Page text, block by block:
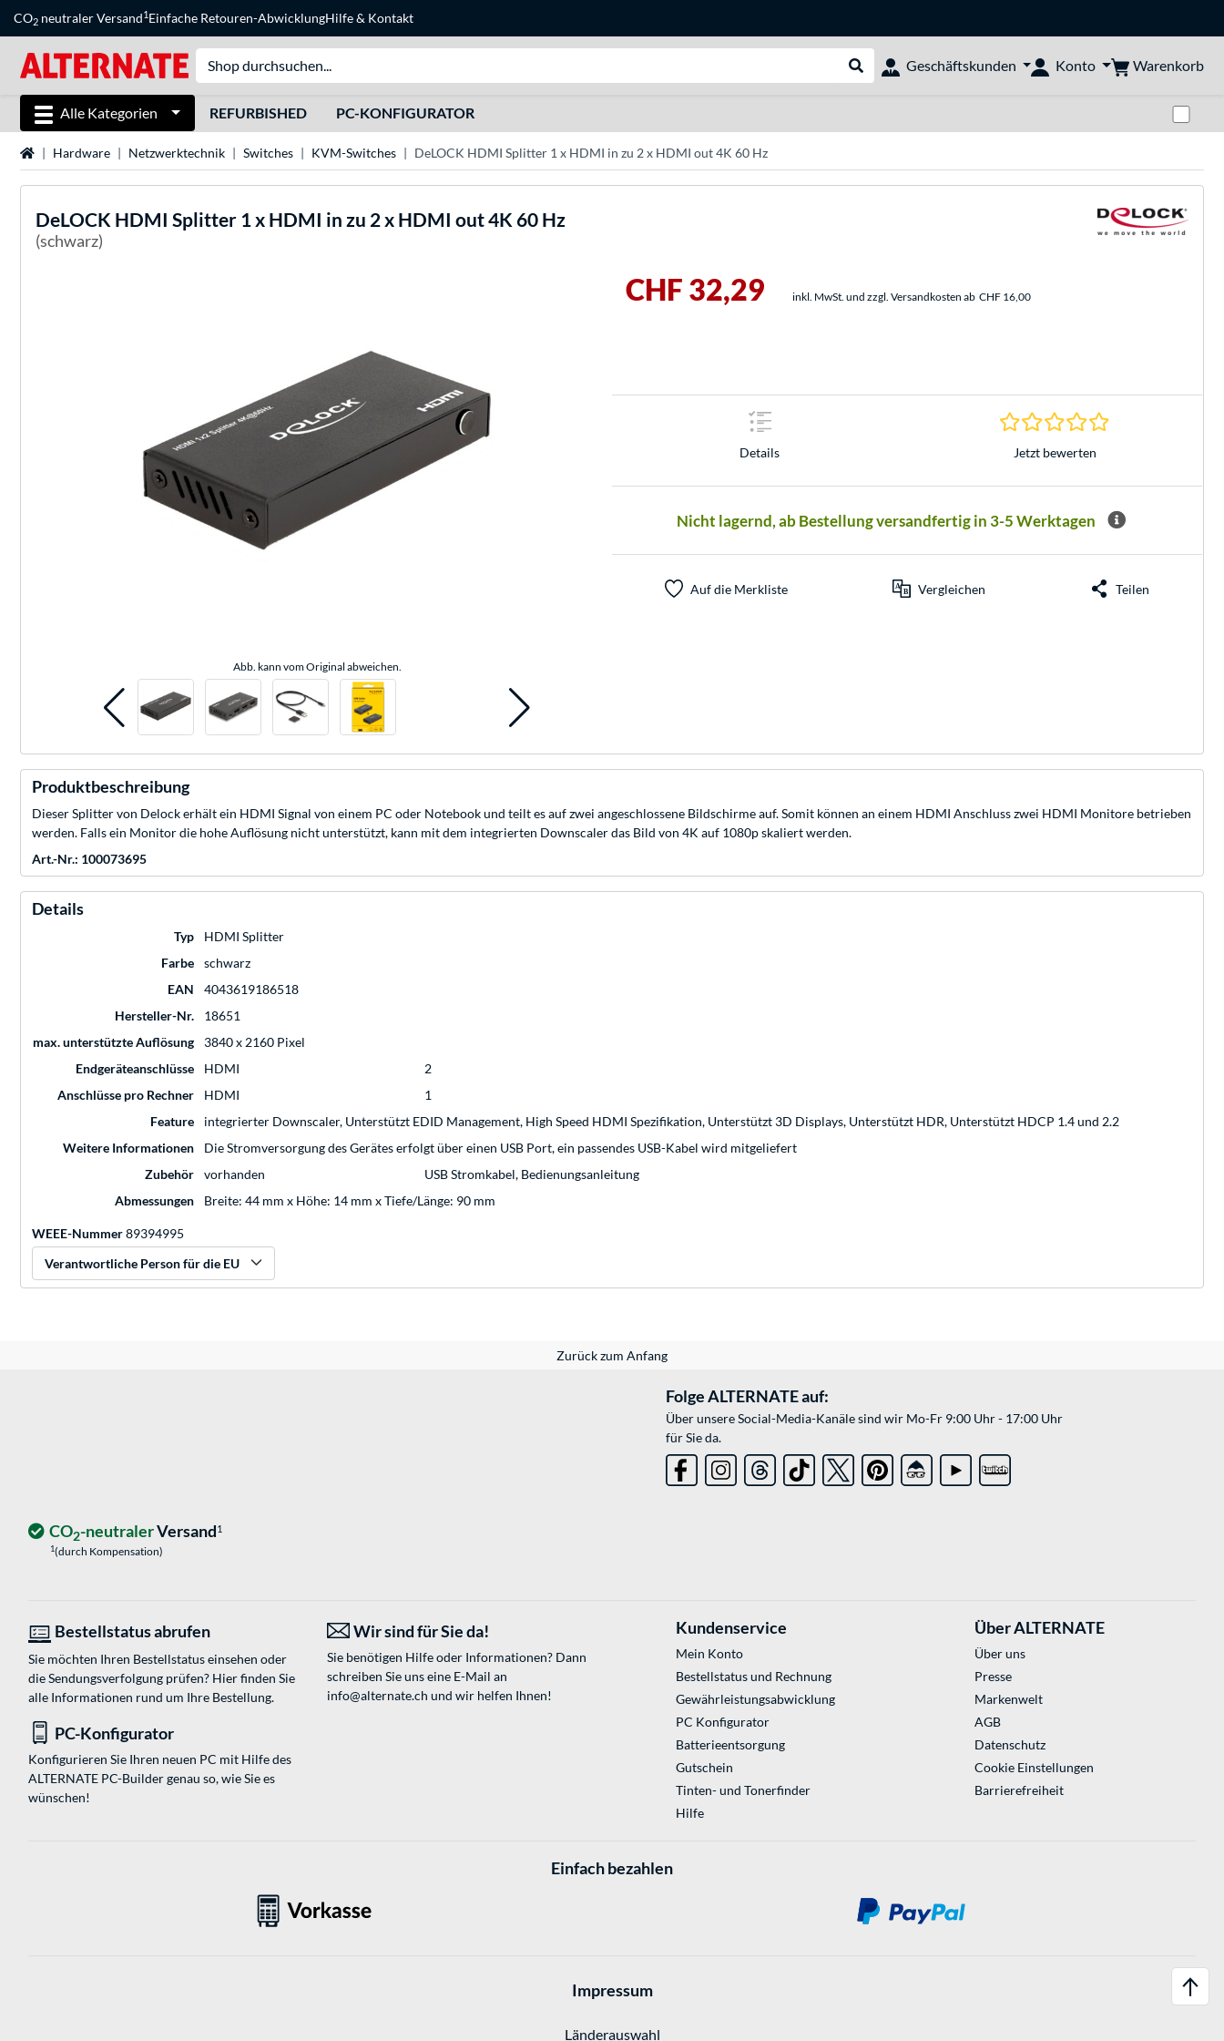
CO2 neutraler Versand1Einfache Retouren-AbwicklungHilfe& Kontakt
Suche durchführen
Geschäftskunden Konto Warenkorb
Alle Kategorien REFURBISHED PC-KONFIGURATOR
StartseiteHardware Netzwerktechnik Switches KVM-Switches DeLOCK HDMI Splitter 1 x HDMI in zu 2 x HDMI out 4K 60 Hz
DeLOCK HDMI Splitter 1 x HDMI in zu 2 x HDMI out 4K 60 Hz
(schwarz)
Abb. kann vom Original abweichen.
CHF 32,29 inkl. MwSt. und zzgl. Versandkosten ab CHF 16,00
Details
0.0 Sterne bei 0
Jetzt bewerten
Nicht lagernd, ab Bestellung versandfertig in 3-5 Werktagen
Auf die Merkliste Vergleichen Teilen
Produktbeschreibung
Dieser Splitter von Delock erhält ein HDMI Signal von einem PC oder Notebook und teilt es auf zwei angeschlossene Bildschirme auf. Somit können an einem HDMI Anschluss zwei HDMI Monitore betrieben
werden. Falls ein Monitor die hohe Auflösung nicht unterstützt, kann mit dem integrierten Downscaler das Bild von 4K auf 1080p skaliert werden.
Art.-Nr.: 100073695
Details
Typ
HDMI Splitter
Farbe
schwarz
EAN
4043619186518
Hersteller-Nr.
18651
max. unterstützte Auflösung
3840 x 2160 Pixel
Endgeräteanschlüsse
HDMI
2
Anschlüsse pro Rechner
HDMI
1
Feature
integrierter Downscaler, Unterstützt EDID Management, High Speed HDMI Spezifikation, Unterstützt 3D Displays, Unterstützt HDR, Unterstützt HDCP 1.4 und 2.2
Weitere Informationen
Die Stromversorgung des Gerätes erfolgt über einen USB Port, ein passendes USB-Kabel wird mitgeliefert
Zubehör
vorhanden
USB Stromkabel, Bedienungsanleitung
Abmessungen
Breite: 44 mm x Höhe: 14 mm x Tiefe/Länge: 90 mm
WEEE-Nummer89394995
Verantwortliche Person für die EU
Zurück zum Anfang
Folge ALTERNATE auf:
Über unsere Social-Media-Kanäle sind wir Mo-Fr 9:00 Uhr - 17:00 Uhr
für Sie da.
CO2-neutralerVersand1
1(durch Kompensation)
Bestellstatus abrufen
Sie möchten Ihren Bestellstatus einsehen oder
die Sendungsverfolgung prüfen? Hier finden Sie
alle Informationen rund um Ihre Bestellung.
Wir sind für Sie da!
Sie benötigen Hilfe oder Informationen? Dann
schreiben Sie uns eine E-Mail an
info@alternate.ch und wir helfen Ihnen!
PC-Konfigurator
Konfigurieren Sie Ihren neuen PC mit Hilfe des
ALTERNATE PC-Builder genau so, wie Sie es
wünschen!
Kundenservice
Mein Konto
Bestellstatus und Rechnung
Gewährleistungsabwicklung
PC Konfigurator
Batterieentsorgung
Gutschein
Tinten- und Tonerfinder
Hilfe
Über ALTERNATE
Über uns
Presse
Markenwelt
AGB
Datenschutz
Cookie Einstellungen
Barrierefreiheit
Einfach bezahlen
Impressum
Länderauswahl